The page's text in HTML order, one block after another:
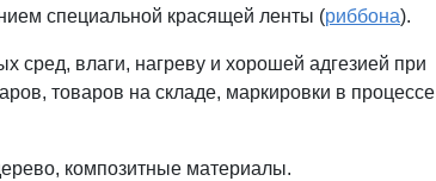
специальной красящей ленты (риббона).
сред, влаги, нагреву и хорошей адгезией при
товаров на складе, маркировки в процессе
композитные материалы.